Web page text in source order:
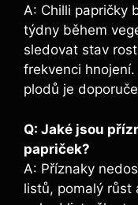
A: Chilli papričky
týdny během
sledovat ‍stav
frekvenci
plodů ‌je
Q: Jaké jsou
papriček?
A: Příznaky
listů, pomalý růst‍